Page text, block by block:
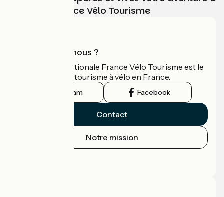
vélo avec France Vélo Tourisme
Qui sommes-nous ?
L'association nationale France Vélo Tourisme est le
guide officiel du tourisme à vélo en France.
Instagram Facebook
Contact
Notre mission